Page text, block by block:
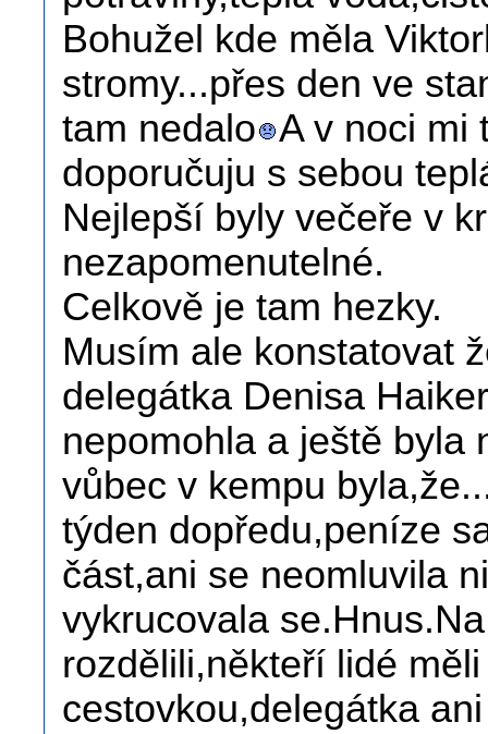
Bohužel kde měla
stromy...přes den ve
tam nedalo A v noci mi
doporučuju s sebou
Nejlepší byly večeře v
nezapomenutelné.
Celkově je tam hezky.
Musím ale konstatovat
delegátka Denisa
nepomohla a ještě byla
vůbec v kempu
týden dopředu,peníze
část,ani se neomluvila
vykrucovala
rozdělili,někteří lidé
cestovkou,delegátka